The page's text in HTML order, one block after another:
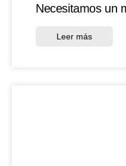
Necesitamos un
Leer más